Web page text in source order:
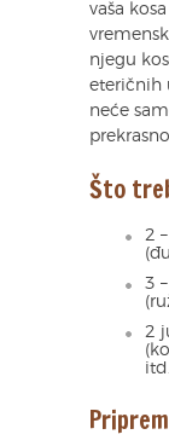
vaša
njegu
eteričnih
neće
Što
2
3
2